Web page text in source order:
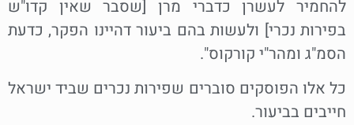
להחמיר לעשרן כדברי מרן [שסבר שאין קדו"ש
בפירות נכרי] ולעשות בהם ביעור דהיינו הפקר, כדעת
הסמ"ג ומהר"י קורקוס".
כל אלו הפוסקים סוברים שפירות נכרים שביד ישראל
חייבים בביעור.